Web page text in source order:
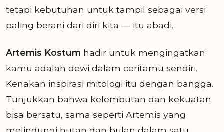
tetapi kebutuhan untuk tampil sebagai versi
paling berani dari diri kita — itu abadi.
Artemis Kostum hadir untuk mengingatkan:
kamu adalah dewi dalam ceritamu sendiri.
Kenakan inspirasi mitologi itu dengan bangga.
Tunjukkan bahwa kelembutan dan kekuatan
bisa bersatu, sama seperti Artemis yang